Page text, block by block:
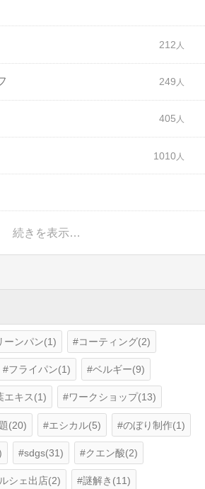
212
249
405
1010
続きを表示…
ーンパン(1) コーティング(2)
フライパン(1) ベルギー(9)
エキス(1) ワークショップ(13)
(20) エシカル(5) のぼり制作(1)
sdgs(31) クエン酸(2)
シェ出店(2) 謎解き(11)